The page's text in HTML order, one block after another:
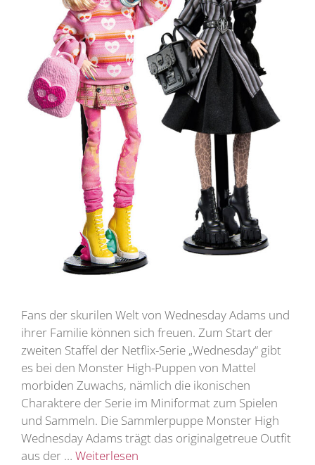
Fans der skurilen Welt von Wednesday Adams und
ihrer Familie können sich freuen. Zum Start der
zweiten Staffel der Netflix-Serie „Wednesday“ gibt
es bei den Monster High-Puppen von Mattel
morbiden Zuwachs, nämlich die ikonischen
Charaktere der Serie im Miniformat zum Spielen
und Sammeln. Die Sammlerpuppe Monster High
Wednesday Adams trägt das originalgetreue Outfit
aus der … Weiterlesen